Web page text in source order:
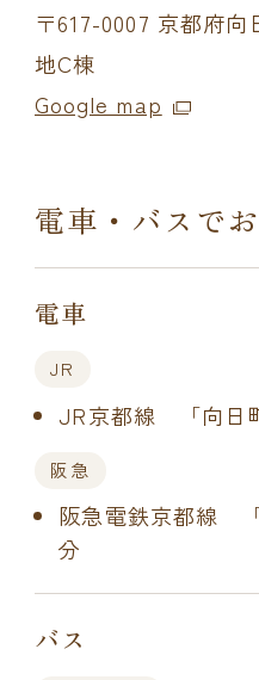
〒617-0007 京都府
地C棟
Google map
電車・バスで
電車
JR
JR京都線 「向日
阪急
阪急電鉄京都線
分
バス